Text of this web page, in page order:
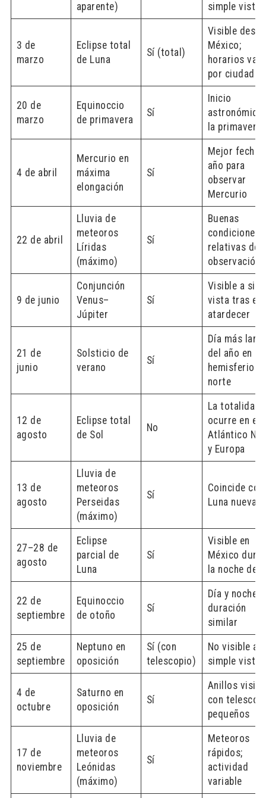
aparente)
simple vista
3 de
marzo
Eclipse total
de Luna
Sí (total)
Visible desde
México;
horarios
por ciudad
20 de
marzo
Equinoccio
de primavera
Sí
Inicio
astronómico
la primavera
4 de abril
Mercurio en
máxima
elongación
Sí
Mejor fecha
año para
observar
Mercurio
22 de abril
Lluvia de
meteoros
Líridas
(máximo)
Sí
Buenas
condiciones
relativas de
observación
9 de junio
Conjunción
Venus–
Júpiter
Sí
Visible a
vista tras el
atardecer
21 de
junio
Solsticio de
verano
Sí
Día más
del año en el
hemisferio
norte
12 de
agosto
Eclipse total
de Sol
No
La totalidad
ocurre en el
Atlántico
y Europa
13 de
agosto
Lluvia de
meteoros
Perseidas
(máximo)
Sí
Coincide con
Luna nueva
27–28 de
agosto
Eclipse
parcial de
Luna
Sí
Visible en
México
la noche del
22 de
septiembre
Equinoccio
de otoño
Sí
Día y noche
duración
similar
25 de
septiembre
Neptuno en
oposición
Sí (con
telescopio)
No visible a
simple vista
4 de
octubre
Saturno en
oposición
Sí
Anillos
con
pequeños
17 de
noviembre
Lluvia de
meteoros
Leónidas
(máximo)
Sí
Meteoros
rápidos;
actividad
variable